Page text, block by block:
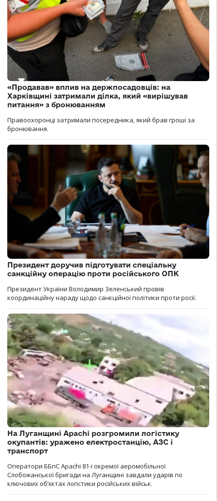
«Продавав» вплив на держпосадовців: на
Харківщині затримали ділка, який «вирішував
питання» з бронюванням
Правоохоронці затримали посередника, який брав гроші за
бронювання.
Президент доручив підготувати спеціальну
санкційну операцію проти російського ОПК
Президент України Володимир Зеленський провів
координаційну нараду щодо санкційної політики проти росії.
На Луганщині Apachi розгромили логістику
окупантів: уражено електростанцію, АЗС і
транспорт
Оператори ББпС Apachi 81-ї окремої аеромобільної
Слобожанської бригади на Луганщині завдали ударів по
ключових об’єктах логістики російських військ.